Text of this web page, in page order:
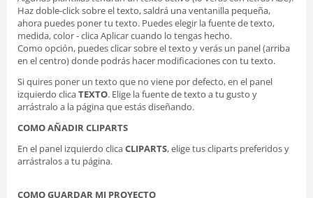
Haz doble-click sobre el texto, saldrá una ventanilla pequeña,
ahora puedes poner tu texto. Puedes elegir la fuente de texto,
medida, color - clica Aplicar cuando lo tengas hecho.
Como opción, puedes clicar sobre el texto y verás un panel (arriba
en el centro) donde podrás hacer modificaciones con tu texto.
Si quires poner un texto que no viene por defecto, en el panel
izquierdo clicaTEXTO. Elige la fuente de texto a tu gusto y
arrástralo a la página que estás diseñando.
COMO AÑADIR CLIPARTS
En el panel izquierdo clicaCLIPARTS, elige tus cliparts preferidos y
arrástralos a tu página.
COMO GUARDAR MI PROYECTO